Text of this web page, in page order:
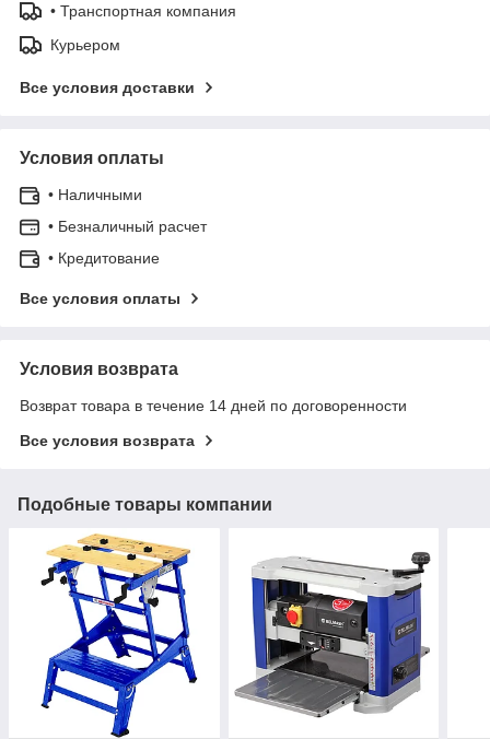
• Транспортная компания
Курьером
Все условия доставки
Условия оплаты
• Наличными
• Безналичный расчет
• Кредитование
Все условия оплаты
Условия возврата
Возврат товара в течение 14 дней по договоренности
Все условия возврата
Подобные товары компании